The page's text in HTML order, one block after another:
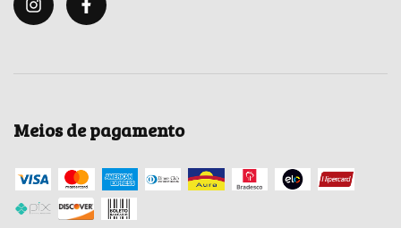
Meios de pagamento